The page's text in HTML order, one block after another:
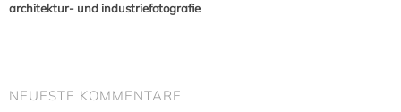
architektur- und industriefotografie
NEUESTE KOMMENTARE